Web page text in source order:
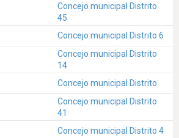
Concejo municipal Distrito
45
Concejo municipal Distrito 6
Concejo municipal Distrito
14
Concejo municipal Distrito
Concejo municipal Distrito
41
Concejo municipal Distrito 4